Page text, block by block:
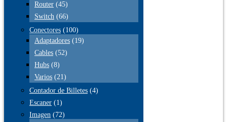
Router (45)
Switch (66)
Conectores (100)
Adaptadores (19)
Cables (52)
Hubs (8)
Varios (21)
Contador de Billetes (4)
Escaner (1)
Imagen (72)